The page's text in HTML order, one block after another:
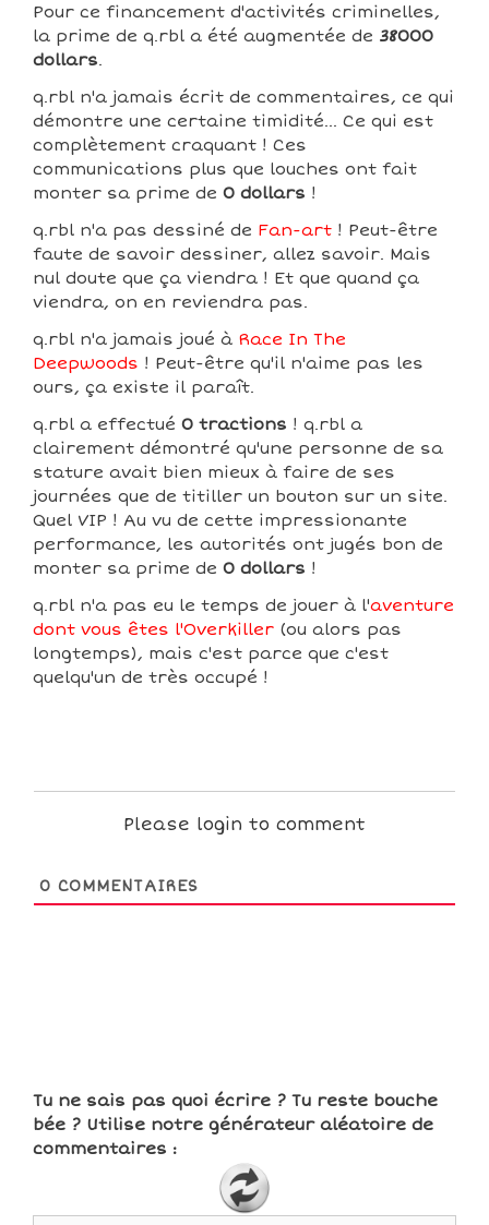
Pour ce financement d'activités criminelles,
la prime de q.rbl a été augmentée de 38000
dollars.
q.rbl n'a jamais écrit de commentaires, ce qui
démontre une certaine timidité... Ce qui est
complètement craquant ! Ces
communications plus que louches ont fait
monter sa prime de 0 dollars !
q.rbl n'a pas dessiné de Fan-art ! Peut-être
faute de savoir dessiner, allez savoir. Mais
nul doute que ça viendra ! Et que quand ça
viendra, on en reviendra pas.
q.rbl n'a jamais joué à Race In The
Deepwoods ! Peut-être qu'il n'aime pas les
ours, ça existe il paraît.
q.rbl a effectué 0 tractions ! q.rbl a
clairement démontré qu'une personne de sa
stature avait bien mieux à faire de ses
journées que de titiller un bouton sur un site.
Quel VIP ! Au vu de cette impressionante
performance, les autorités ont jugés bon de
monter sa prime de 0 dollars !
q.rbl n'a pas eu le temps de jouer à l'aventure
dont vous êtes l'Overkiller (ou alors pas
longtemps), mais c'est parce que c'est
quelqu'un de très occupé !
Please login to comment
0 COMMENTAIRES
Tu ne sais pas quoi écrire ? Tu reste bouche
bée ? Utilise notre générateur aléatoire de
commentaires :